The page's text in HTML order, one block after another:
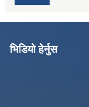
भिडियो हेर्नुस